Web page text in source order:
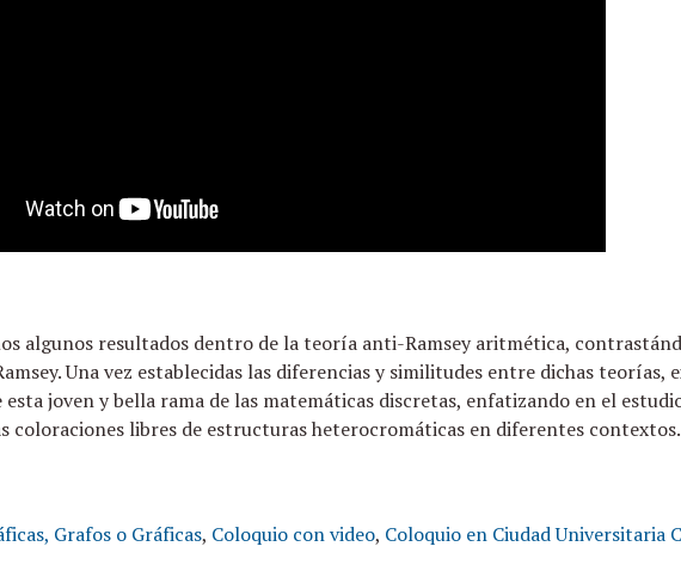
algunos resultados dentro de la teoría anti-Ramsey aritmética,
Una vez establecidas las diferencias y similitudes entre dichas
esta joven y bella rama de las matemáticas discretas, enfatizando en el
coloraciones libres de estructuras heterocromáticas en diferentes contextos.
Grafos o Gráficas, Coloquio con video, Coloquio en Ciudad Universitaria